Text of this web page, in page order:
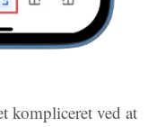
kompliceret ved at